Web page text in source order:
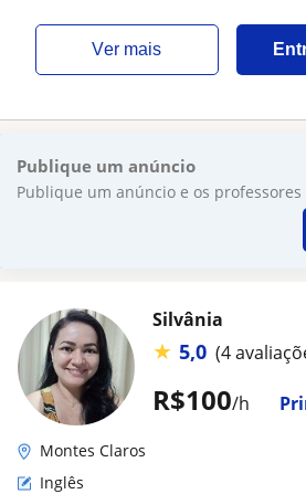
ver mais
Publique um anúncio
Publique um anúncio e os
R$100/h
Silvânia
★ 5,0 (4
Montes Claros
Inglês